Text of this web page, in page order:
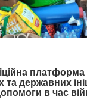
державних
в час